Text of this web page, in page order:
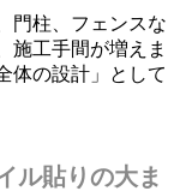
門柱、フェンスな
施工手間が増えま
体の設計」として
ル貼りの大ま